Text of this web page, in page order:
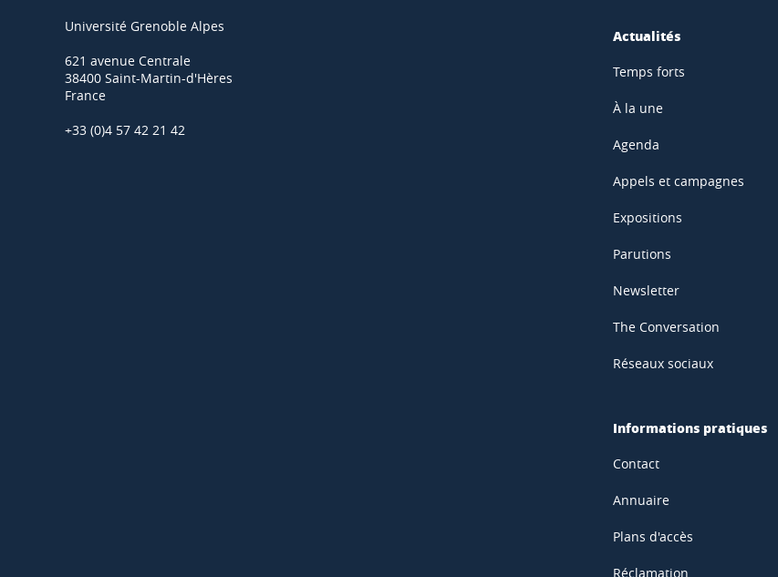
Université Grenoble Alpes
621 avenue Centrale
38400 Saint-Martin-d'Hères
France
+33 (0)4 57 42 21 42
Actualités
Temps forts
À la une
Agenda
Appels et campagnes
Expositions
Parutions
Newsletter
The Conversation
Réseaux sociaux
Informations pratiques
Contact
Annuaire
Plans d'accès
Réclamation